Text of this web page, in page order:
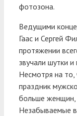
фотозона.
Ведущими
Гаас и Сергей
протяжении
звучали шутки
Несмотря на
праздник
больше
Незабываемые